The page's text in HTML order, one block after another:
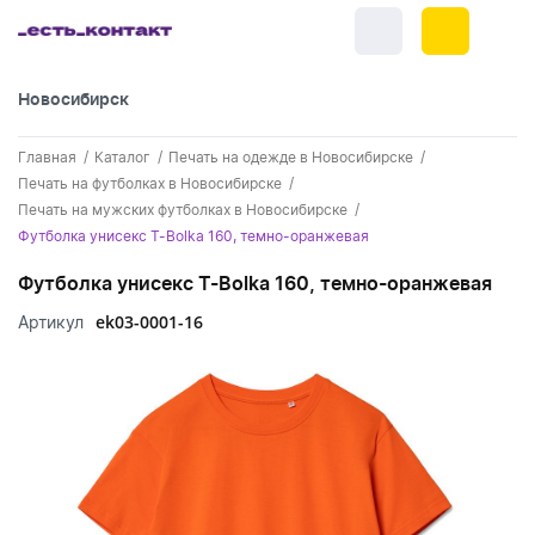
Новосибирск
+7 (383) 255-55-05
Обратный звонок
Каталог
Нанесение логотипа
Подборки и обзоры новинок
Спецпредложения
Новинки
Новинки одежды
Новинки ручек
Новинки Электроники
Новинки посуды
Новинки для отдыха
Новинки для дома
Новинки ежедневников и блокнотов
Праздники
23 февраля
8 марта
День влюбленных - 14 февраля
Одежда
Футболки
Поло
Ручки - новинки
Пластиковые ручки
Электроника
Электроника - новинки
Аккумуляторы
Посуда и Кухня
Посуда и кухня новинки
Главная Каталог
Печать на одежде в Новосибирске
Печать на футболках в Новосибирске
Печать на мужских футболках в Новосибирске
Футболка унисекс T-Bolka 160, темно-оранжевая
Артикул ek03-0001-16
Футболка унисекс T-Bolka 160, темно-оранжевая